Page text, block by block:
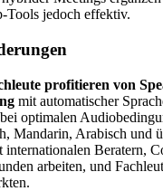
Tools jedoch effektiv.
profitieren von
mit automatischer
optimalen
Mandarin, Arabisch und
internationalen Beratern,
arbeiten, und